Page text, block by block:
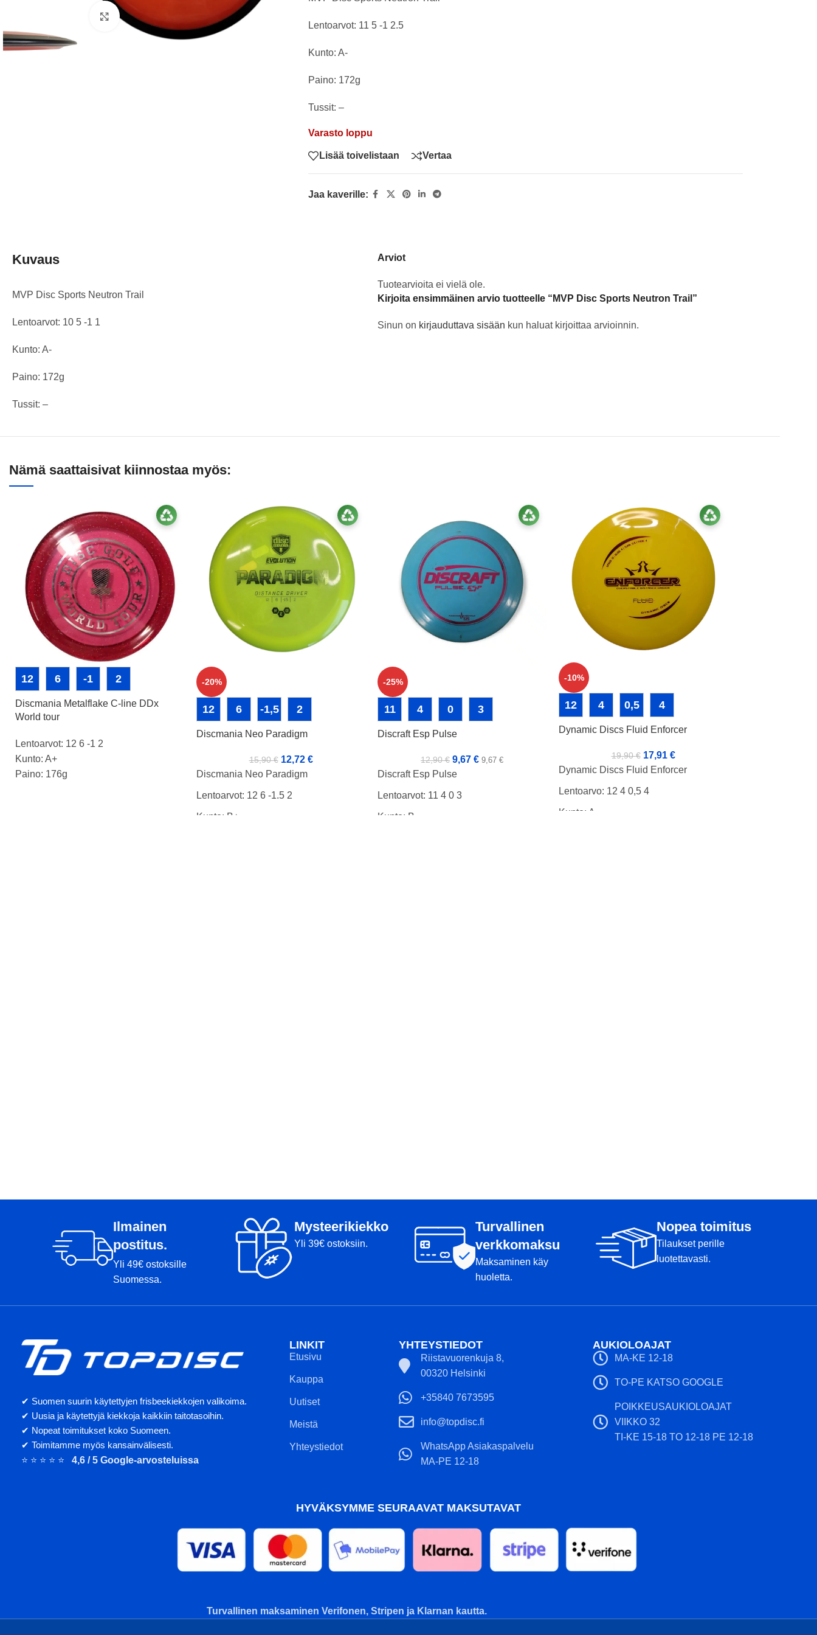
Klikkaa suuremmaksi
Lentoarvot: 11 5 -1 2.5
Kunto: A-
Paino: 172g
Tussit: –
Varasto loppu
Lisää toivelistaan Vertaa
Jaa kaverille:
Kuvaus
MVP Disc Sports Neutron Trail
Lentoarvot: 10 5 -1 1
Kunto: A-
Paino: 172g
Tussit: –
Arviot
Tuotearvioita ei vielä ole.
Kirjoita ensimmäinen arvio tuotteelle “MVP Disc Sports Neutron Trail”
Sinun on kirjauduttava sisään kun haluat kirjoittaa arvioinnin.
Nämä saattaisivat kiinnostaa myös:
12 6 -1 2
Discmania Metalflake C-line DDx
World tour
Lentoarvot: 12 6 -1 2
Kunto: A+
Paino: 176g
-20%
12 6 -1,5 2
Discmania Neo Paradigm
15,90€ 12,72 €
Discmania Neo Paradigm
Lentoarvot: 12 6 -1.5 2
Kunto: B+
-25%
11 4 0 3
Discraft Esp Pulse
12,90€ 9,67 € 9,67 €
Discraft Esp Pulse
Lentoarvot: 11 4 0 3
Kunto: B
-10%
12 4 0,5 4
Dynamic Discs Fluid Enforcer
19,90€ 17,91 €
Dynamic Discs Fluid Enforcer
Lentoarvo: 12 4 0,5 4
Kunto: A-
Ilmainen
postitus.
Yli 49€ ostoksille
Suomessa.
Mysteerikiekko
Yli 39€ ostoksiin.
Turvallinen
verkkomaksu
Maksaminen käy
huoletta.
Nopea toimitus
Tilaukset perille
luotettavasti.
✔ Suomen suurin käytettyjen frisbeekiekkojen valikoima.
✔ Uusia ja käytettyjä kiekkoja kaikkiin taitotasoihin.
✔ Nopeat toimitukset koko Suomeen.
✔ Toimitamme myös kansainvälisesti.
⭐ ⭐ ⭐ ⭐ ⭐ 4,6 / 5 Google-arvosteluissa
LINKIT
Etusivu
Kauppa
Uutiset
Meistä
Yhteystiedot
YHTEYSTIEDOT
Riistavuorenkuja 8,
00320 Helsinki
+35840 7673595
info@topdisc.fi
WhatsApp Asiakaspalvelu
MA-PE 12-18
AUKIOLOAJAT
MA-KE 12-18
TO-PE KATSO GOOGLE
POIKKEUSAUKIOLOAJAT
VIIKKO 32
TI-KE 15-18 TO 12-18 PE 12-18
HYVÄKSYMME SEURAAVAT MAKSUTAVAT
Turvallinen maksaminen Verifonen, Stripen ja Klarnan kautta.